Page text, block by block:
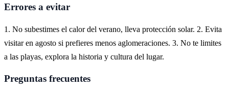
Errores a evitar
1. No subestimes el calor del verano, lleva protección solar. 2. Evita
visitar en agosto si prefieres menos aglomeraciones. 3. No te limites
a las playas, explora la historia y cultura del lugar.
Preguntas frecuentes